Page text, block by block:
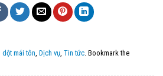
dột mái tôn Dịch vụ Tin tức . Bookmark the